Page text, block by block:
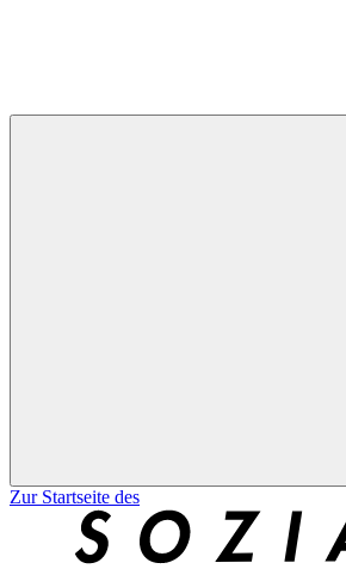
Zur Startseite des